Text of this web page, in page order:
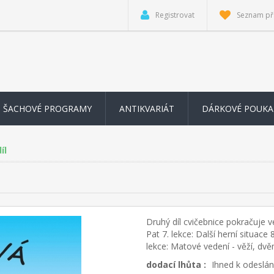
Registrovat Seznam
ŠACHOVÉ PROGRAMY ANTIKVARIÁT DÁRKOVÉ
Druhý díl cvičebnice pokračuje
Pat 7. lekce: Další herní
lekce: Matové vedení - věží,
dodací lhůta : Ihned k